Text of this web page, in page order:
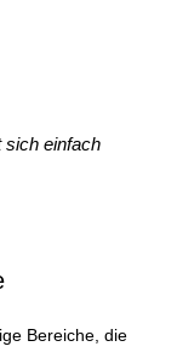
sich einfach
Bereiche, die